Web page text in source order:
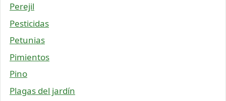
Perejil
Pesticidas
Petunias
Pimientos
Pino
Plagas del jardín